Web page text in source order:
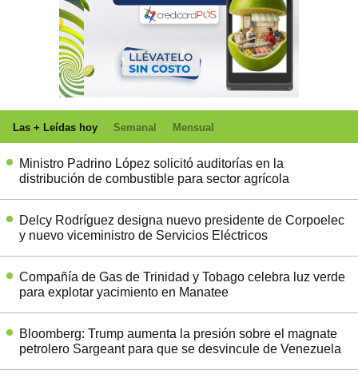
Las + Leídas hoy Semanal Mensual
Ministro Padrino López solicitó auditorías en la
distribución de combustible para sector agrícola
Delcy Rodríguez designa nuevo presidente de Corpoelec
y nuevo viceministro de Servicios Eléctricos
Compañía de Gas de Trinidad y Tobago celebra luz verde
para explotar yacimiento en Manatee
Bloomberg: Trump aumenta la presión sobre el magnate
petrolero Sargeant para que se desvincule de Venezuela